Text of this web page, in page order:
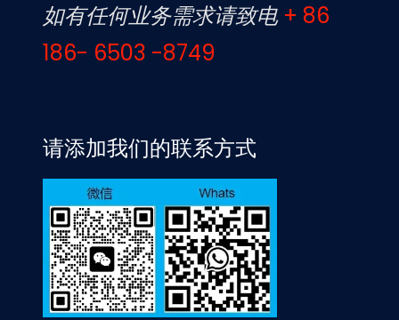
如有任何业务需求请致电 + 86
186- 6503 -8749
请添加我们的联系方式